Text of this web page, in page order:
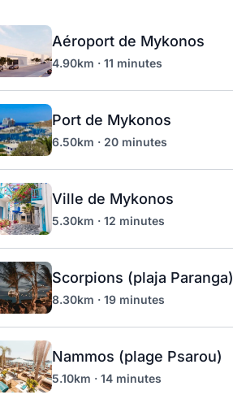
Aéroport de Mykonos
4.90km · 11 minutes
Port de Mykonos
6.50km · 20 minutes
Ville de Mykonos
5.30km · 12 minutes
Scorpions (plaja Paranga)
8.30km · 19 minutes
Nammos (plage Psarou)
5.10km · 14 minutes